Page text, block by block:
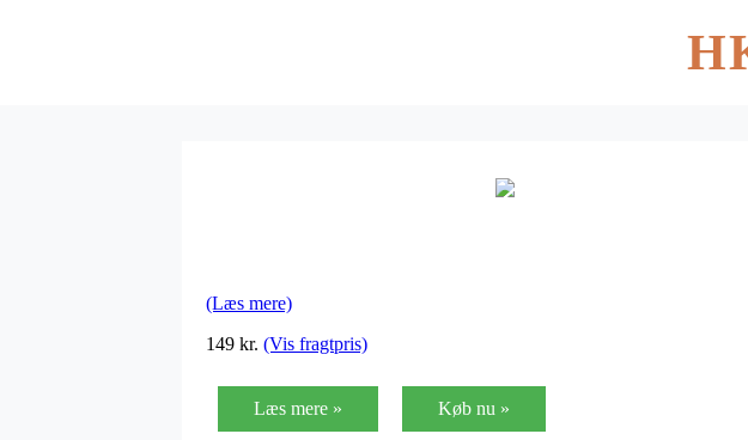
(Læs mere)
149 kr. (Vis fragtpris)
Læs mere » Køb nu »